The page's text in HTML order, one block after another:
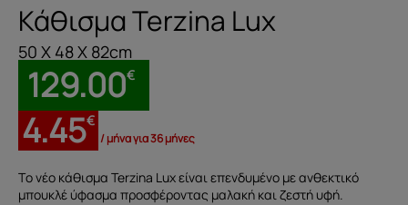
Κάθισμα Terzina Lux
50 X 48 X 82cm
129.00€
4.45€
/ μήνα για 36 μήνες
Tο νέο κάθισμα Terzina Lux είναι επενδυμένo με ανθεκτικό
μπουκλέ ύφασμα προσφέροντας μαλακή και ζεστή υφή.